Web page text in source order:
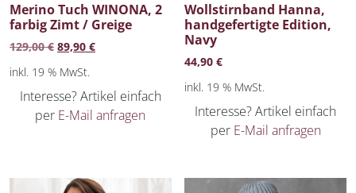
Merino Tuch WINONA, 2
farbig Zimt / Greige
129,00€ Ursprünglicher Preis war: 129,00 €
89,90 €Aktueller Preis ist: 89,90 €.
inkl. 19 % MwSt.
Interesse? Artikel einfach
per E-Mail anfragen
Wollstirnband Hanna,
handgefertigte Edition,
Navy
44,90€
inkl. 19 % MwSt.
Interesse? Artikel einfach
per E-Mail anfragen